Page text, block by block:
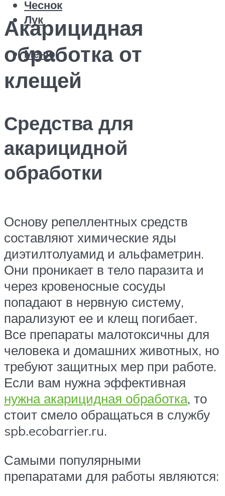
Чеснок
Лук
Меню
Акарицидная
обработка от
клещей
Средства для
акарицидной
обработки
Основу репеллентных средств
составляют химические яды
диэтилтолуамид и альфаметрин.
Они проникает в тело паразита и
через кровеносные сосуды
попадают в нервную систему,
парализуют ее и клещ погибает.
Все препараты малотоксичны для
человека и домашних животных, но
требуют защитных мер при работе.
Если вам нужна эффективная
нужна акарицидная обработка, то
стоит смело обращаться в службу
spb.ecobarrier.ru.
Самыми популярными
препаратами для работы являются: